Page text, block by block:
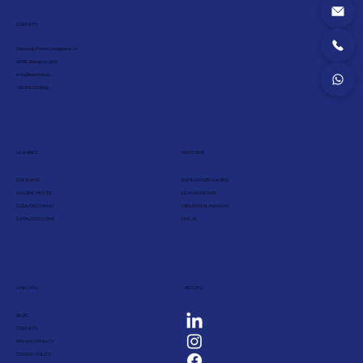
CONTATTI
Piazza di Porta Castiglione, 14
40136, Bologna (BO)
info@leanbet.eu
+39 376 210 8166
LEANBET
CHI SIAMO
VALORE PER TE
COSA FACCIAMO
CATALOGO CORSI
PERCORSI
ESPERIENZE KAIZEN
LEAN SIX SIGMA
INDUSTRIAL MAKERS
PDC-AI
LINK UTILI
BLOG
CONTATTI
PRIVACY POLICY
COOKIE POLICY
SEGUICI